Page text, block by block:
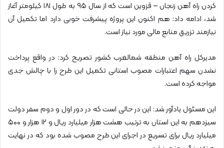
کردن راه آهن زنجان – قزوین است که از سال ۹۵ به طول ۱۸۱ کیلومتر آغاز
شد، ادامه داد: هم اکنون این پروژه پیشرفت خوبی دارد اما تکمیل آن
نیازمند تزریق منابع مالی مورد نیاز است.
مدیرکل راه آهن منطقه شمالغرب کشور تصریح کرد: در واقع پرداخت
نشدن سهم اعتبارات مصوب استانی تکمیل این طرح را با چالش جدی
مواجه کرده است.
این مسئول یادآور شد: این در حالی است که در دور اول و دوم سفر دولت
سیزدهم به این استان به ترتیب هشت هزار میلیارد ریال و ۱۲ هزار و ۵۰۰
میلیارد ریال برای تسریع در اجرای این طرح مصوب شده بود که در نهایت